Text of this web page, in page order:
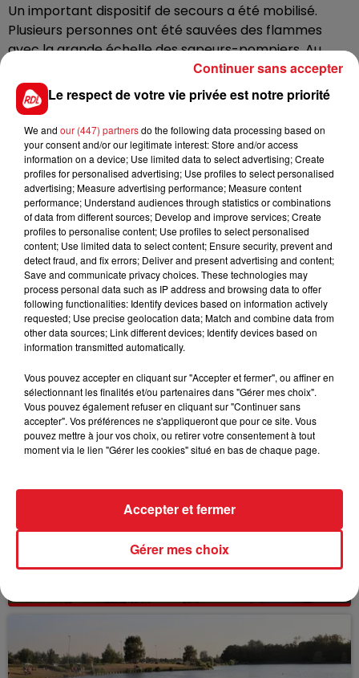
Un important dispositif de secours a été mobilisé.
Plusieurs personnes ont été sauvées des flammes
avec la grande échelle des sapeurs-pompiers. Au
total, une cinquantaine de résidents ont été
évacués.
Des éléments du toit et de la façade ont été
démontés par morceaux pour faciliter le travail des
secours.Une enquête a été ouverte pour déterminer
les causes de l’incendie.
[Intervention en cours - Sin-le-Noble 🔥]
🔥 Depuis 7h ce matin, les sapeurs-pompiers du
Douaisis luttent contre un incendie.
pic.twitter.com/xeZfXVZ7Ld
— SDIS 59 (@Sdis59)September 15, 2022
FIL D'ACTUS
BÉTHUNE: ENQUÊTE POUR HOMICIDE
Selon les premiers éléments, le logement servait
Le respect de votre vie privée est notre priorité
We and our (447) partnersdo the following data processing based on
your consent and/or our legitimate interest: Store and/or access
information on a device; Use limited data to select advertising; Create
profiles for personalised advertising; Use profiles to select personalised
advertising; Measure advertising performance; Measure content
performance; Understand audiences through statistics or combinations
of data from different sources; Develop and improve services; Create
profiles to personalise content; Use profiles to select personalised
content; Use limited data to select content; Ensure security, prevent and
detect fraud, and fix errors; Deliver and present advertising and content;
Save and communicate privacy choices. These technologies may
process personal data such as IP address and browsing data to offer
following functionalities: Identify devices based on information actively
requested; Use precise geolocation data; Match and combine data from
other data sources; Link different devices; Identify devices based on
information transmitted automatically.
Vous pouvez accepter en cliquant sur "Accepter et fermer", ou affiner en
sélectionnant les finalités et/ou partenaires dans "Gérer mes choix".
Vous pouvez également refuser en cliquant sur "Continuer sans
accepter". Vos préférences ne s'appliqueront que pour ce site. Vous
pouvez mettre à jour vos choix, ou retirer votre consentement à tout
moment via le lien "Gérer les cookies" situé en bas de chaque page.
Gérer mes choix
Accepter et fermer
Continuer sans accepter